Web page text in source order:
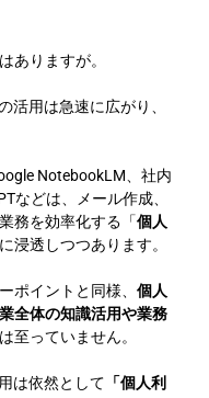
ありますが。
活用は急速に広がり、
NotebookLM、社内
などは、メール作成、
務を効率化する「個人
浸透しつつあります。
ポイントと同様、個人
全体の知識活用や業務
至っていません。
は依然として 「個人利